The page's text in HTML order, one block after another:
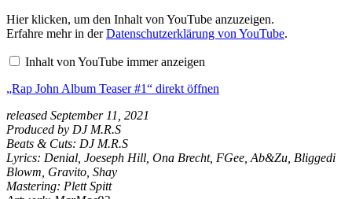
„Rap
John
Album
#1“
YouTube
Hier klicken, um den Inhalt von YouTube anzuzeigen.
Erfahre mehr in derDatenschutzerklärung von YouTube.
Inhalt von YouTube immer anzeigen
„Rap John Album Teaser #1“ direkt öffnen
released September 11, 2021
Produced by DJ M.R.S
Beats & Cuts: DJ M.R.S
Lyrics: Denial, Joeseph Hill, Ona Brecht, FGee, Ab&Zu, Bliggedi
Blowm, Gravito, Shay
Mastering: Plett Spitt